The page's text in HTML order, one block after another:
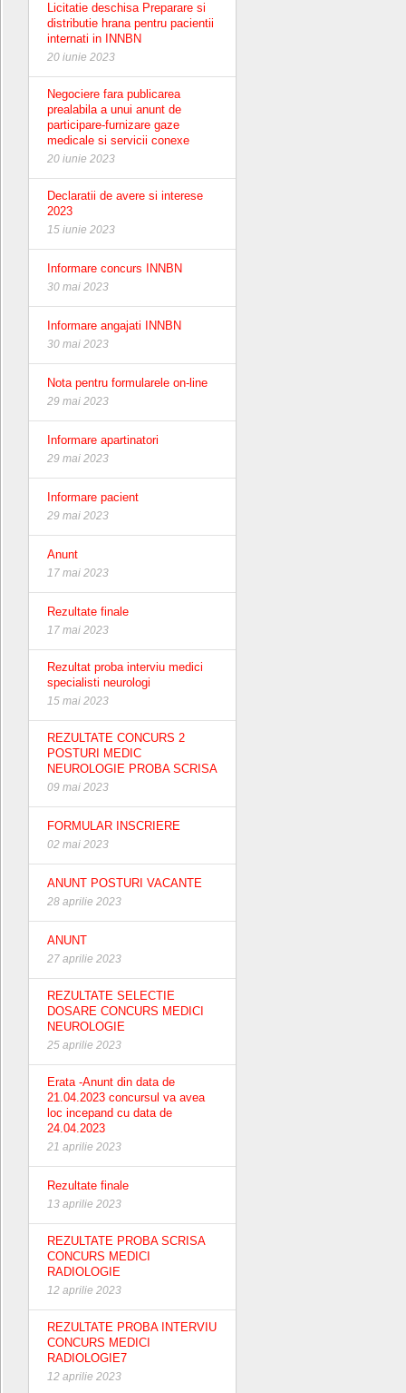
Licitatie deschisa Preparare si
distributie hrana pentru pacientii
internati in INNBN
20 iunie 2023
Negociere fara publicarea
prealabila a unui anunt de
participare-furnizare gaze
medicale si servicii conexe
20 iunie 2023
Declaratii de avere si interese
2023
15 iunie 2023
Informare concurs INNBN
30 mai 2023
Informare angajati INNBN
30 mai 2023
Nota pentru formularele on-line
29 mai 2023
Informare apartinatori
29 mai 2023
Informare pacient
29 mai 2023
Anunt
17 mai 2023
Rezultate finale
17 mai 2023
Rezultat proba interviu medici
specialisti neurologi
15 mai 2023
REZULTATE CONCURS 2
POSTURI MEDIC
NEUROLOGIE PROBA SCRISA
09 mai 2023
FORMULAR INSCRIERE
02 mai 2023
ANUNT POSTURI VACANTE
28 aprilie 2023
ANUNT
27 aprilie 2023
REZULTATE SELECTIE
DOSARE CONCURS MEDICI
NEUROLOGIE
25 aprilie 2023
Erata -Anunt din data de
21.04.2023 concursul va avea
loc incepand cu data de
24.04.2023
21 aprilie 2023
Rezultate finale
13 aprilie 2023
REZULTATE PROBA SCRISA
CONCURS MEDICI
RADIOLOGIE
12 aprilie 2023
REZULTATE PROBA INTERVIU
CONCURS MEDICI
RADIOLOGIE7
12 aprilie 2023